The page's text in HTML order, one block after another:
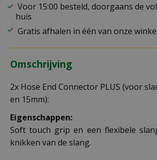
Voor 15:00 besteld, doorgaans de
huis
Gratis afhalen in één van onze
Omschrijving
2x Hose End Connector PLUS (voor
en 15mm):
Eigenschappen:
Soft touch grip en een flexibele
knikken van de slang.